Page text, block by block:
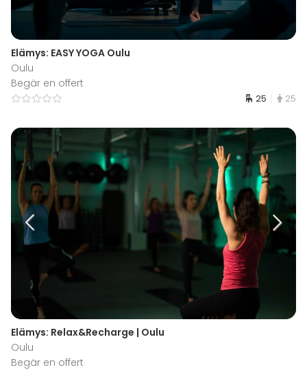
Elämys: EASY YOGA Oulu
Oulu
Begär en offert
25 25
Elämys: Relax&Recharge | Oulu
Oulu
Begär en offert